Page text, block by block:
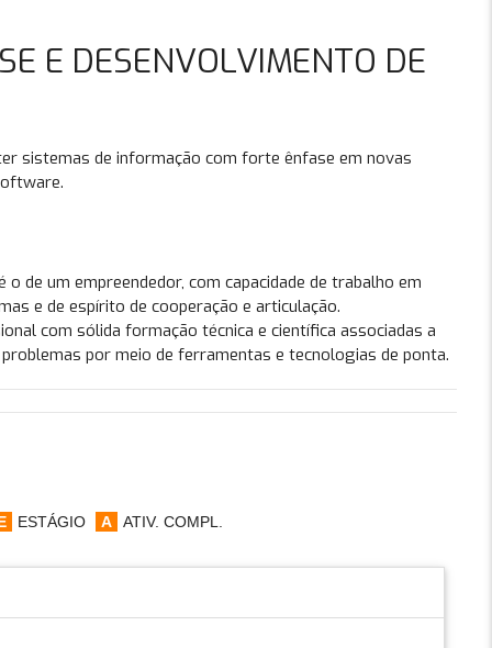
E DESENVOLVIMENTO DE
sistemas de informação com forte ênfase em novas
de um empreendedor, com capacidade de trabalho em
e de espírito de cooperação e articulação.
com sólida formação técnica e científica associadas a
por meio de ferramentas e tecnologias de ponta.
ESTÁGIO A ATIV. COMPL.